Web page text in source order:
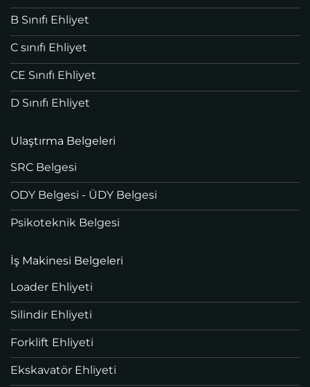
B Sınıfı Ehliyet
C sınıfı Ehliyet
CE Sınıfı Ehliyet
D Sınıfı Ehliyet
Ulaştırma Belgeleri
SRC Belgesi
ODY Belgesi - ÜDY Belgesi
Psikoteknik Belgesi
İş Makinesi Belgeleri
Loader Ehliyeti
Silindir Ehliyeti
Forklift Ehliyeti
Ekskavatör Ehliyeti